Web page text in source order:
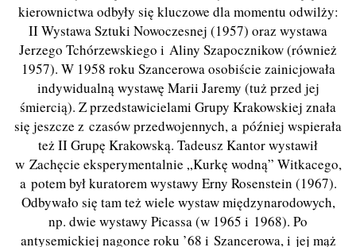
kierownictwa odbyły się kluczowe dla momentu odwilży:
II Wystawa Sztuki Nowoczesnej (1957) oraz wystawa
Jerzego Tchórzewskiego i Aliny Szapocznikow (również
1957). W 1958 roku Szancerowa osobiście zainicjowała
indywidualną wystawę Marii Jaremy (tuż przed jej
śmiercią). Z przedstawicielami Grupy Krakowskiej znała
się jeszcze z czasów przedwojennych, a później wspierała
też II Grupę Krakowską. Tadeusz Kantor wystawił
w Zachęcie eksperymentalnie „Kurkę wodną” Witkacego,
a potem był kuratorem wystawy Erny Rosenstein (1967).
Odbywało się tam też wiele wystaw międzynarodowych,
np. dwie wystawy Picassa (w 1965 i 1968). Po
antysemickiej nagonce roku ’68 i Szancerowa, i jej mąż